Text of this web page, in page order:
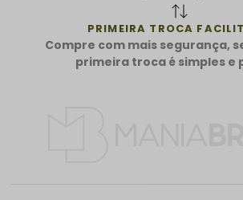
PRIMEIRA TROCA
Compre com mais segurança,
primeira troca é simples e